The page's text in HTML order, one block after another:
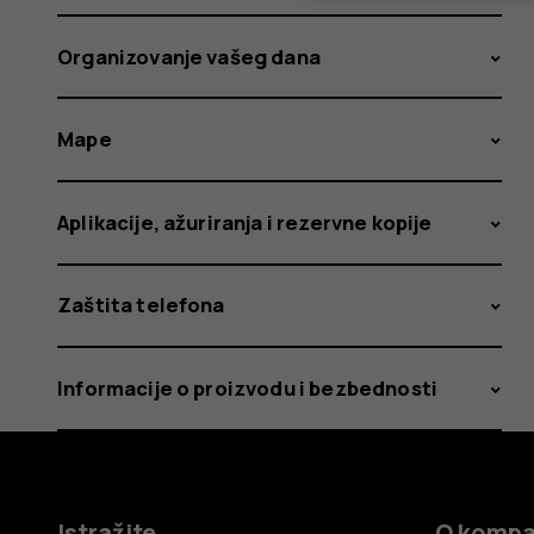
Organizovanje vašeg dana
Mape
Aplikacije, ažuriranja i rezervne kopije
Zaštita telefona
Informacije o proizvodu i bezbednosti